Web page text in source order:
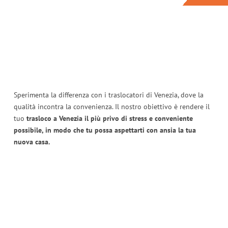
Sperimenta la differenza con i traslocatori di Venezia, dove la
qualità incontra la convenienza. Il nostro obiettivo è rendere il
tuo trasloco a Venezia il più privo di stress e conveniente
possibile, in modo che tu possa aspettarti con ansia la tua
nuova casa.